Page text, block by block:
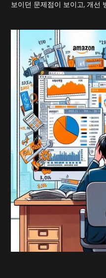
보이던 문제점이 보이고, 개선